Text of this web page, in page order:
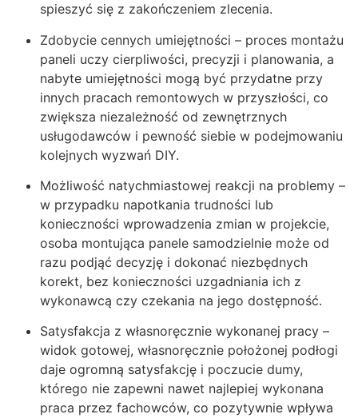
spieszyć się z zakończeniem zlecenia.
Zdobycie cennych umiejętności – proces montażu
paneli uczy cierpliwości, precyzji i planowania, a
nabyte umiejętności mogą być przydatne przy
innych pracach remontowych w przyszłości, co
zwiększa niezależność od zewnętrznych
usługodawców i pewność siebie w podejmowaniu
kolejnych wyzwań DIY.
Możliwość natychmiastowej reakcji na problemy –
w przypadku napotkania trudności lub
konieczności wprowadzenia zmian w projekcie,
osoba montująca panele samodzielnie może od
razu podjąć decyzję i dokonać niezbędnych
korekt, bez konieczności uzgadniania ich z
wykonawcą czy czekania na jego dostępność.
Satysfakcja z własnoręcznie wykonanej pracy –
widok gotowej, własnoręcznie położonej podłogi
daje ogromną satysfakcję i poczucie dumy,
którego nie zapewni nawet najlepiej wykonana
praca przez fachowców, co pozytywnie wpływa